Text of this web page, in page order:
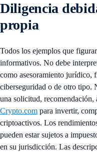
Diligencia
propia
Todos los ejemplos que
informativos. No debe
como asesoramiento jurídico,
ciberseguridad o de otro tipo.
una solicitud,
Crypto.com para invertir,
criptoactivos. Los
pueden estar sujetos a
en su jurisdicción. Las